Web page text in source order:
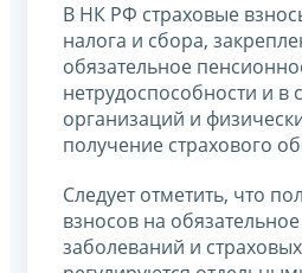
В НК РФ страховые
налога и сбора,
обязательное
нетрудоспособности и в
организаций и
получение страхового
Следует отметить, что
взносов на
заболеваний и